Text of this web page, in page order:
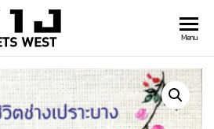
พิมพ์
คมบาง
east
meets
west
Menu